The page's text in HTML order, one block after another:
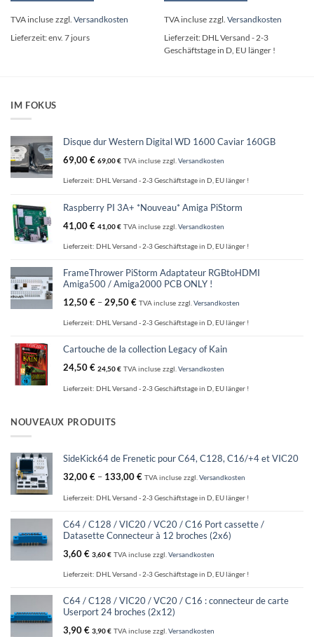
produit
plusieurs
être
la
page
du
produit
TVA incluse zzgl. Versandkosten
Lieferzeit:env. 7 jours
produit
plusieurs
variations.
la
du
TVA incluse zzgl. Versandkosten
Lieferzeit: DHL Versand - 2-3
Geschäftstage in D, EU länger !
IM FOKUS
Disque dur Western Digital WD 1600 Caviar 160GB
69,00€ 69,00€ TVA incluse zzgl. Versandkosten
Lieferzeit: DHL Versand - 2-3 Geschäftstage in D, EU länger !
Raspberry PI 3A+ *Nouveau* Amiga PiStorm
41,00€ 41,00€ TVA incluse zzgl. Versandkosten
Lieferzeit: DHL Versand - 2-3 Geschäftstage in D, EU länger !
FrameThrower PiStorm Adaptateur RGBtoHDMI
Amiga500 / Amiga2000 PCB ONLY !
12,50€ –29,50€ TVA incluse zzgl. Versandkosten
Lieferzeit: DHL Versand - 2-3 Geschäftstage in D, EU länger !
Cartouche de la collection Legacy of Kain
24,50€ 24,50€ TVA incluse zzgl. Versandkosten
Lieferzeit: DHL Versand - 2-3 Geschäftstage in D, EU länger !
NOUVEAUX PRODUITS
SideKick64 de Frenetic pour C64, C128, C16/+4 et VIC20
32,00€ – 133,00€ TVA incluse zzgl.Versandkosten
Lieferzeit: DHL Versand - 2-3 Geschäftstage in D, EU länger !
C64 / C128 / VIC20 / VC20 / C16 Port cassette /
Datasette Connecteur à 12 broches (2x6)
3,60€ 3,60€ TVA incluse zzgl. Versandkosten
Lieferzeit: DHL Versand - 2-3 Geschäftstage in D, EU länger !
C64 / C128 / VIC20 / VC20 / C16 : connecteur de carte
Userport 24 broches (2x12)
3,90€ 3,90€ TVA incluse zzgl. Versandkosten